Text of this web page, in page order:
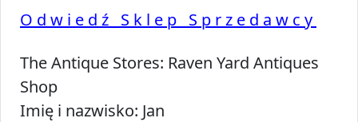
Odwiedź Sklep Sprzedawcy
The Antique Stores: Raven Yard Antiques
Shop
Imię i nazwisko: Jan